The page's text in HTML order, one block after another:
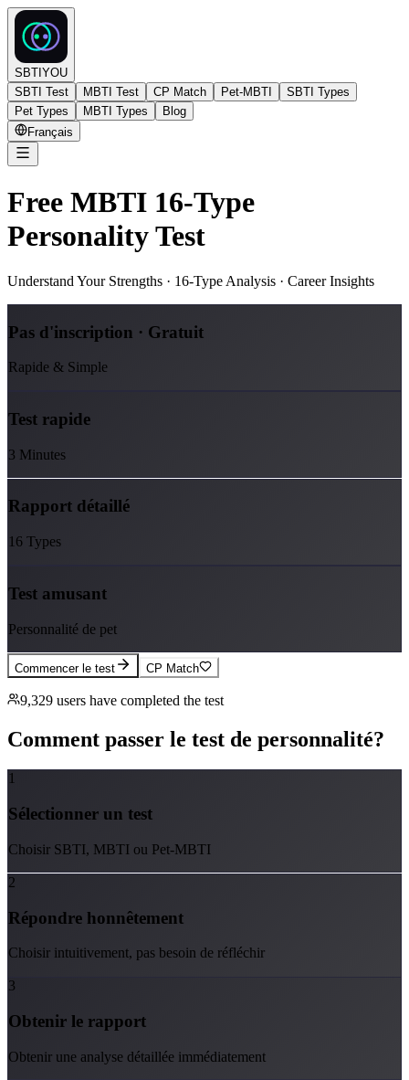
SBTIYOU
SBTI Test
MBTI Test CP Match Pet-MBTI
SBTI Types
Pet Types
MBTI Types
Blog
Français
Free MBTI 16-Type
Personality Test
Understand Your Strengths · 16-Type Analysis · Career Insights
Pas d'inscription · Gratuit
Rapide & Simple
Test rapide
3 Minutes
Rapport détaillé
16 Types
Test amusant
Personnalité de pet
Commencer le test CP Match
9,329 users have completed the test
Comment passer le test de personnalité?
1
Sélectionner un test
Choisir SBTI, MBTI ou Pet-MBTI
2
Répondre honnêtement
Choisir intuitivement, pas besoin de réfléchir
3
Obtenir le rapport
Obtenir une analyse détaillée immédiatement